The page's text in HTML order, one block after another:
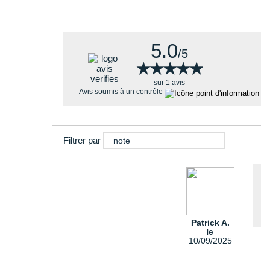
5.0/5
★★★★★
★★★★★
sur 1 avis
Avis soumis à un contrôle
Filtrer par note
Patrick A.
le
10/09/2025